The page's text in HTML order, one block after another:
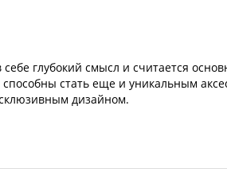
глубокий смысл и считается
стать еще и уникальным
дизайном.